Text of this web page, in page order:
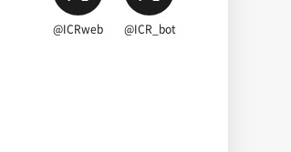
@ICRweb @ICR_bot